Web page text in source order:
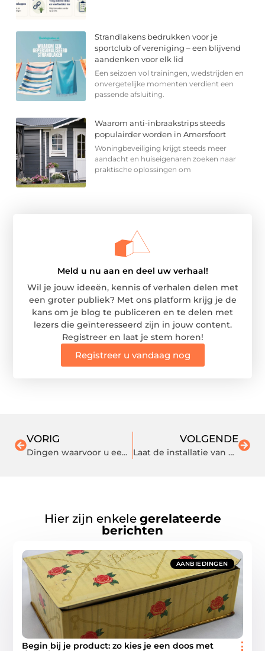
Strandlakens bedrukken voor je
sportclub of vereniging – een blijvend
aandenken voor elk lid
Een seizoen vol trainingen, wedstrijden en
onvergetelijke momenten verdient een
passende afsluiting.
Waarom anti-inbraakstrips steeds
populairder worden in Amersfoort
Woningbeveiliging krijgt steeds meer
aandacht en huiseigenaren zoeken naar
praktische oplossingen om
Meld u nu aan en deel uw verhaal!
Wil je jouw ideeën, kennis of verhalen delen met
een groter publiek? Met ons platform krijg je de
kans om je blog te publiceren en te delen met
lezers die geïnteresseerd zijn in jouw content.
Registreer en laat je stem horen!
Registreer u vandaag nog
VORIG
Dingen waarvoor u een elektricien moet bellen
VOLGENDE
Laat de installatie van uw vloerverwarming in Bergen op Zoom over aan deze specialisten
Hier zijn enkele gerelateerde
berichten
AANBIEDINGEN
Begin bij je product: zo kies je een doos met